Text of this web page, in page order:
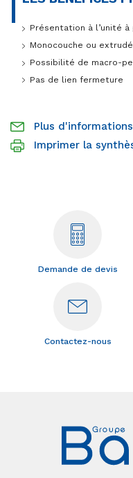
Présentation à l’unité à
Monocouche ou extrudé
Possibilité de macro-
Pas de lien fermeture
Plus
Imprimer la
Demande de devis
Contactez-nous